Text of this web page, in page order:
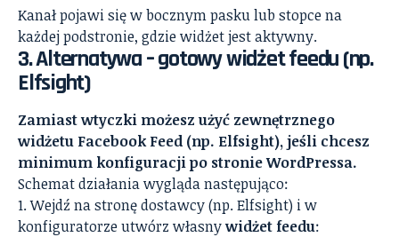
Kanał pojawi się w bocznym pasku lub stopce na
każdej podstronie, gdzie widżet jest aktywny.
3. Alternatywa – gotowy widżet feedu (np.
Elfsight)
Zamiast wtyczki możesz użyć zewnętrznego
widżetu Facebook Feed (np. Elfsight), jeśli chcesz
minimum konfiguracji po stronie WordPressa.
Schemat działania wygląda następująco:
Wejdź na stronę dostawcy (np. Elfsight) i w
konfiguratorze utwórz własnywidżet feedu: